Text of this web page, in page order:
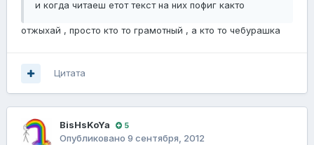
и когда читаеш етот текст на них пофиг както
отжыхай , просто кто то грамотный , а кто то чебурашка
Цитата
BisHsKoYa 5
Опубликовано 9 сентября, 2012